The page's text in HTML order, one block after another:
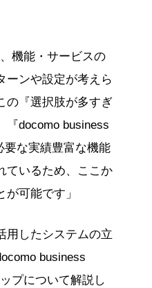
機能・サービスの
ーンや設定が考えら
の『選択肢が多すぎ
『docomo business
要な実績豊富な機能
ているため、ここか
可能です」
用したシステムの立
business
プについて解説し